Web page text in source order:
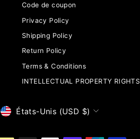
Code de coupon
Privacy Policy
Shipping Policy
Return Policy
Terms & Conditions
INTELLECTUAL PROPERTY RIGHTS
DeviseÉtats-Unis (USD $)